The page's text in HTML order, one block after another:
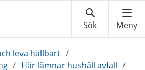
leva hållbart /
/ Här lämnar hushåll avfall /